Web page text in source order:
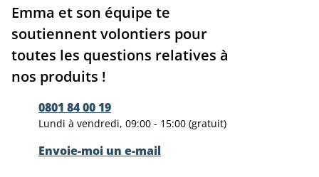
Emma et son équipe te
soutiennent volontiers pour
toutes les questions relatives à
nos produits !
0801 84 00 19
Lundi à vendredi, 09:00 - 15:00 (gratuit)
Envoie-moi un e-mail